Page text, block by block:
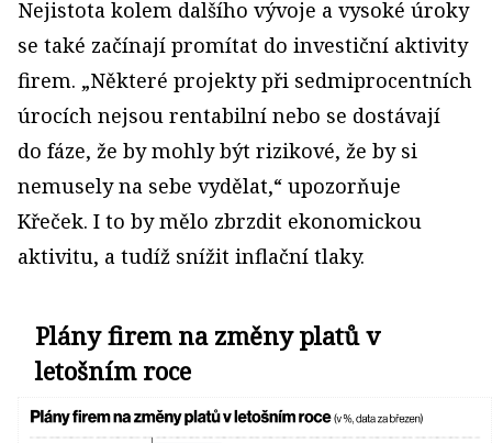
Nejistota kolem dalšího vývoje a vysoké úroky
se také začínají promítat do investiční aktivity
firem. „Některé projekty při sedmiprocentních
úrocích nejsou rentabilní nebo se dostávají
do fáze, že by mohly být rizikové, že by si
nemusely na sebe vydělat,“ upozorňuje
Křeček. I to by mělo zbrzdit ekonomickou
aktivitu, a tudíž snížit inflační tlaky.
Plány firem na změny platů v
letošním roce